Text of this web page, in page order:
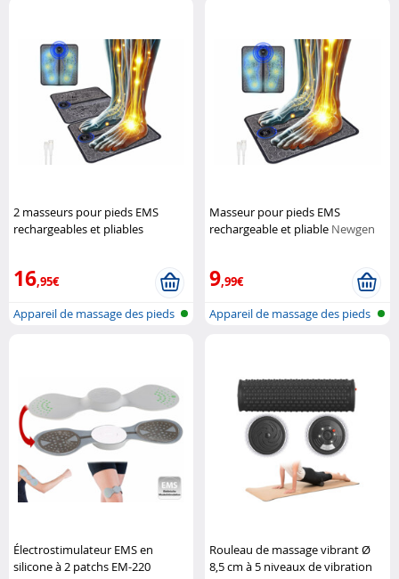
2 masseurs pour pieds EMS
rechargeables et pliables
16,95€
Appareil de massage des pieds
Masseur pour pieds EMS
rechargeable et pliable Newgen
9,99€
Appareil de massage des pieds
Électrostimulateur EMS en
silicone à 2 patchs EM-220
Rouleau de massage vibrant Ø
8,5 cm à 5 niveaux de vibration